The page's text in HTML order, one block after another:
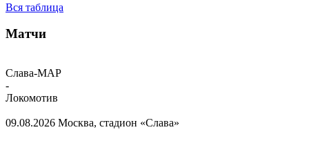
Вся таблица
Матчи
Слава-МАР
-
Локомотив
09.08.2026 Москва, стадион «Слава»